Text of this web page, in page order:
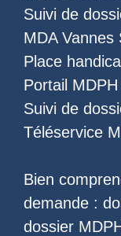
Suivi de
MDA Vannes
Place
Portail
Suivi de
Téléservice
Bien
demande :
dossier